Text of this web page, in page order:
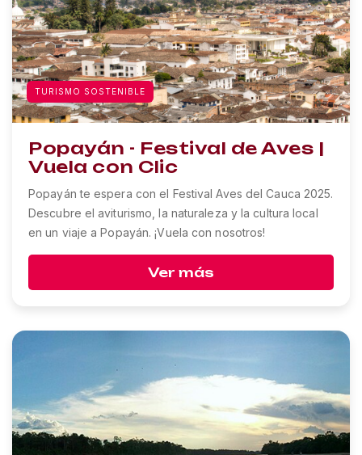
TURISMO SOSTENIBLE
Popayán - Festival de Aves |
Vuela con Clic
Popayán te espera con el Festival Aves del Cauca 2025.
Descubre el aviturismo, la naturaleza y la cultura local
en un viaje a Popayán. ¡Vuela con nosotros!
Ver más